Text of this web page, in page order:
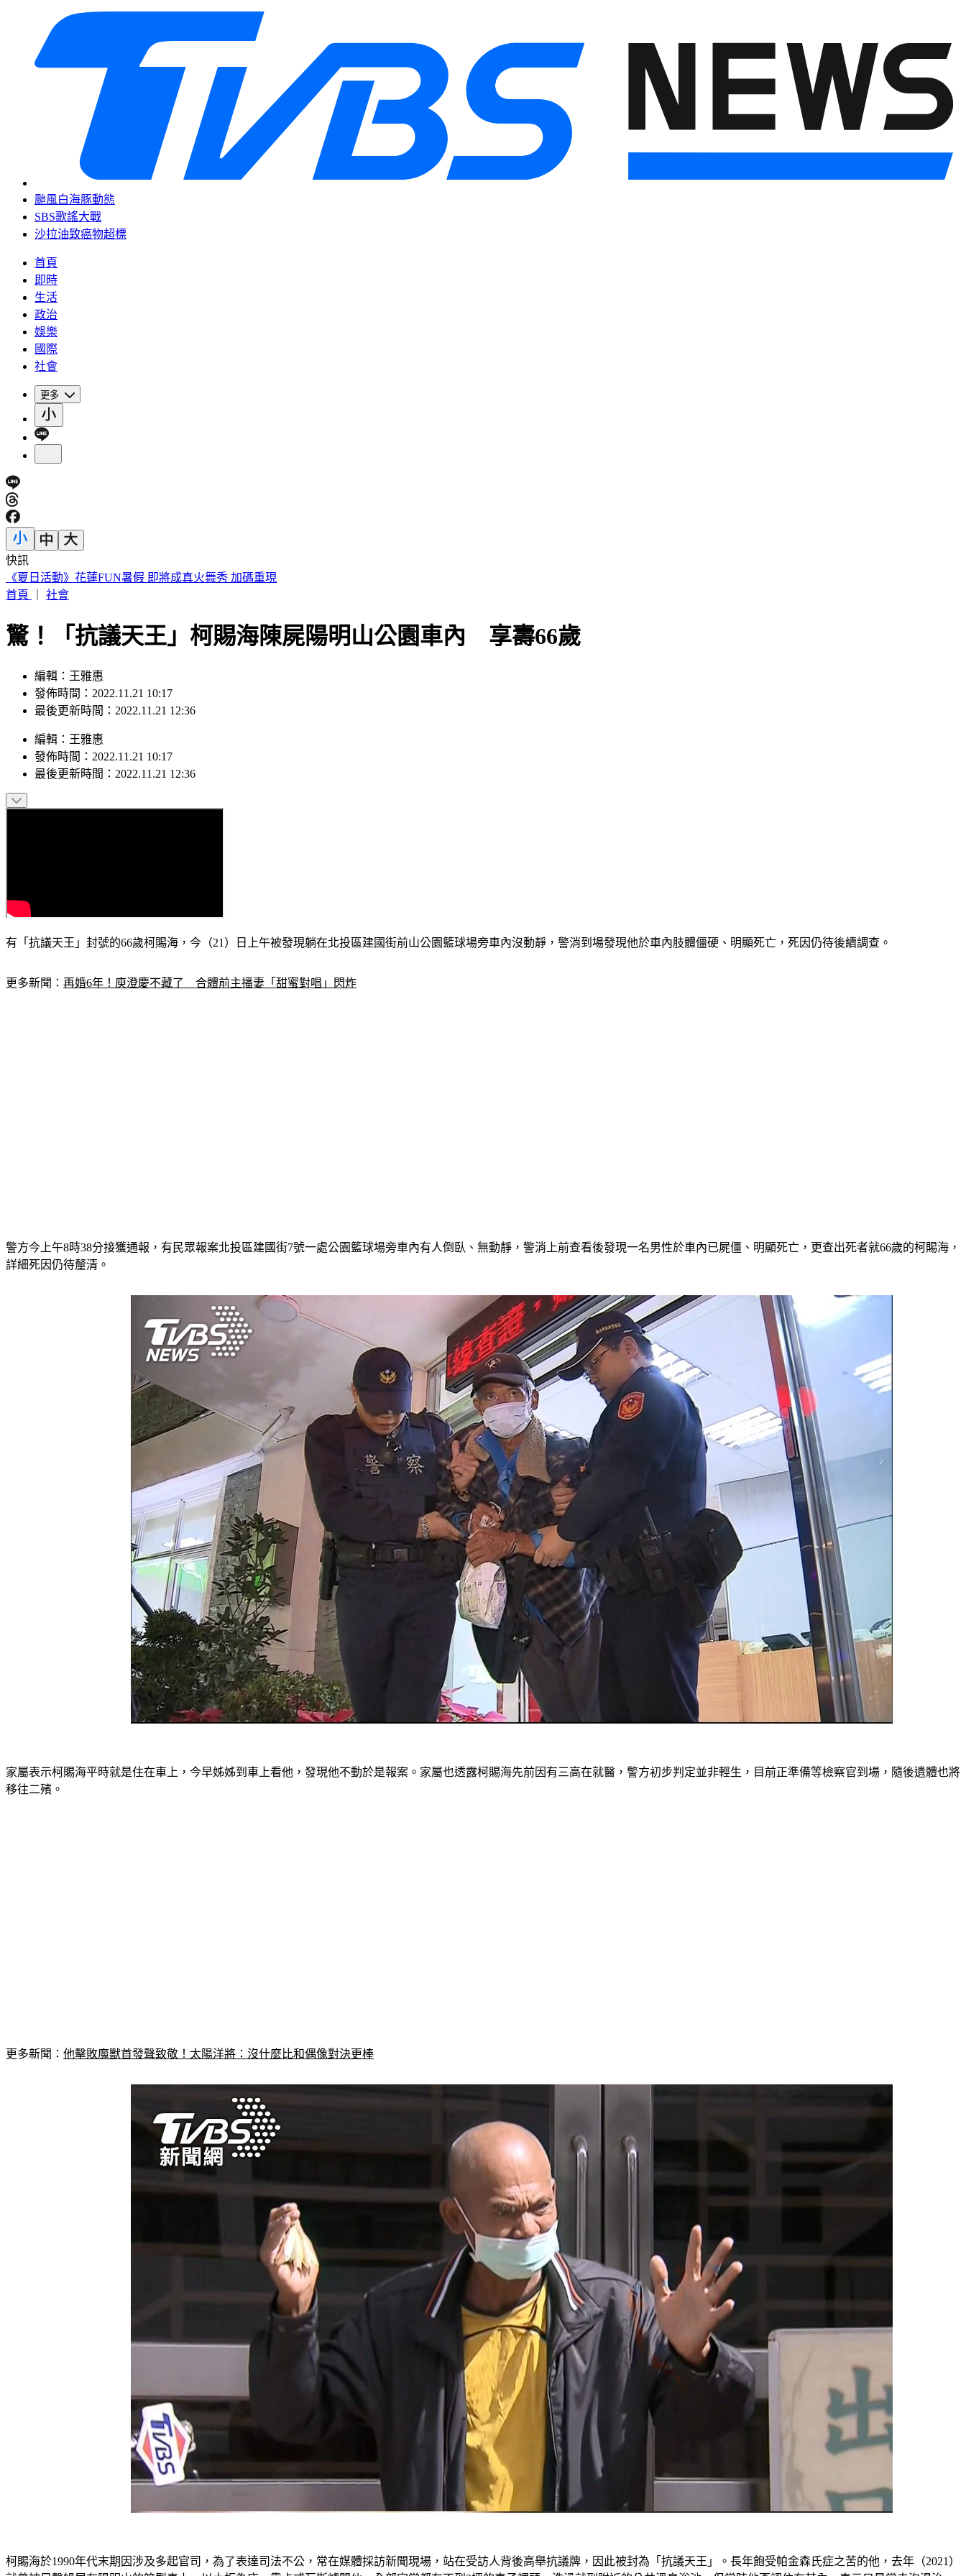
颱風白海豚動態
SBS歌謠大戰
沙拉油致癌物超標
首頁
即時
生活
政治
娛樂
國際
社會
更多
快訊
188萬《龍藏經》賣掉了！大戶不甩7折 店員爆「付現買原價」
首頁
社會
驚！「抗議天王」柯賜海陳屍陽明山公園車內 享壽66歲
編輯：王雅惠
發佈時間：2022.11.21 10:17
最後更新時間：2022.11.21 12:36
編輯 ： 王雅惠
發佈時間： 2022.11.21 10:17
最後更新時間： 2022.11.21 12:36
有「抗議天王」封號的66歲柯賜海，今（21）日上午被發現躺在北投區建國街前山公園籃球場旁車內沒動靜，警消到場發現他於車內肢體僵硬、明顯死亡，死因仍待後續調查。
更多新聞： 再婚6年！庾澄慶不藏了　合體前主播妻「甜蜜對唱」閃炸
警方今上午8時38分接獲通報，有民眾報案北投區建國街7號一處公園籃球場旁車內有人倒臥、無動靜，警消上前查看後發現一名男性於車內已屍僵、明顯死亡，更查出死者就66歲的柯賜海，
詳細死因仍待釐清。
家屬表示柯賜海平時就是住在車上，今早姊姊到車上看他，發現他不動於是報案。家屬也透露柯賜海先前因有三高在就醫，警方初步判定並非輕生，目前正準備等檢察官到場，隨後遺體也將
移往二殯。
更多新聞： 他擊敗魔獸首發聲致敬！太陽洋將：沒什麼比和偶像對決更棒
柯賜海於1990年代末期因涉及多起官司，為了表達司法不公，常在媒體採訪新聞現場，站在受訪人背後高舉抗議牌，因此被封為「抗議天王」。長年飽受帕金森氏症之苦的他，去年（2021）